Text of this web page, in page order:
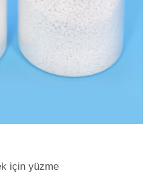
için yüzme